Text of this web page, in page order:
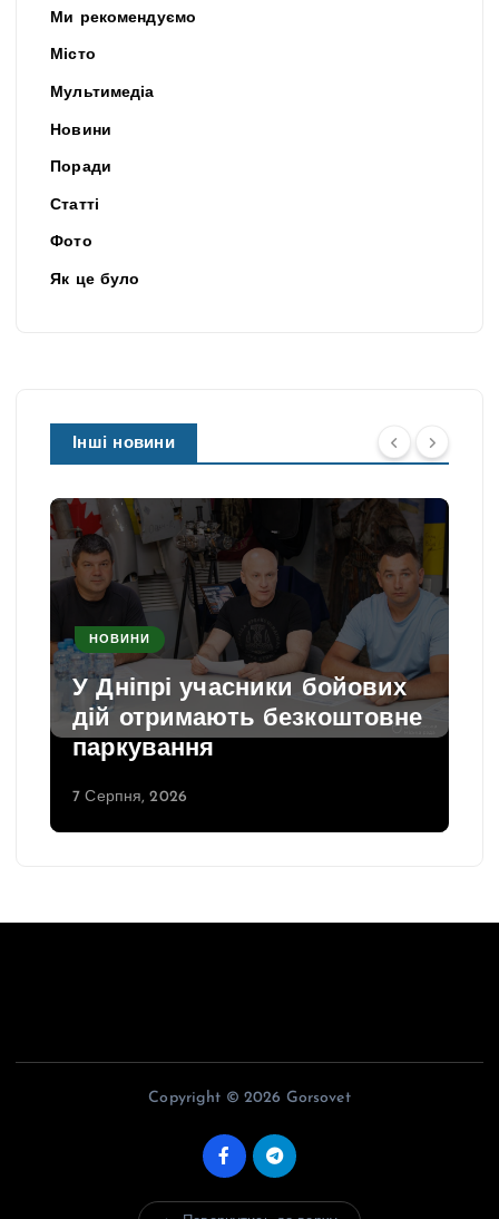
Ми рекомендуємо
Місто
Мультимедіа
Новини
Поради
Статті
Фото
Як це було
Інші новини
НОВИНИ
У Дніпрі учасники бойових
дій отримають безкоштовне
паркування
7 Серпня, 2026
Copyright © 2026 Gorsovet